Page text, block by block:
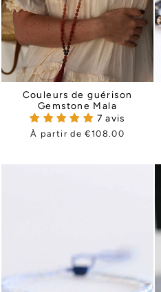
Couleurs de guérison
Gemstone Mala
7 avis
À partir de €108.00